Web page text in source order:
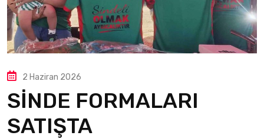
2 Haziran 2026
SİNDE FORMALARI
SATIŞTA